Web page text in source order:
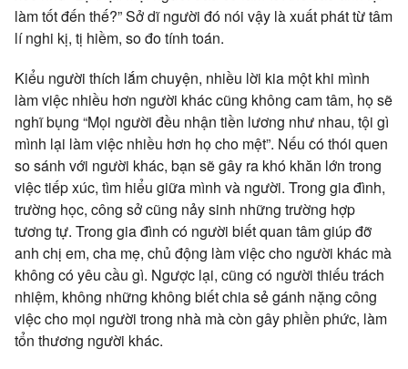
làm tốt đến thế?” Sở dĩ người đó nói vậy là xuất phát từ tâm
lí nghi kị, tị hiềm, so đo tính toán.
Kiểu người thích lắm chuyện, nhiều lời kia một khi mình
làm việc nhiều hơn người khác cũng không cam tâm, họ sẽ
nghĩ bụng “Mọi người đều nhận tiền lương như nhau, tội gì
mình lại làm việc nhiều hơn họ cho mệt”. Nếu có thói quen
so sánh với người khác, bạn sẽ gây ra khó khăn lớn trong
việc tiếp xúc, tìm hiểu giữa mình và người. Trong gia đình,
trường học, công sở cũng nảy sinh những trường hợp
tương tự. Trong gia đình có người biết quan tâm giúp đỡ
anh chị em, cha mẹ, chủ động làm việc cho người khác mà
không có yêu cầu gì. Ngược lại, cũng có người thiếu trách
nhiệm, không những không biết chia sẻ gánh nặng công
việc cho mọi người trong nhà mà còn gây phiền phức, làm
tổn thương người khác.